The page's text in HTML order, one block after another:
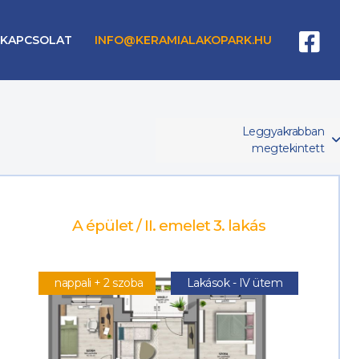
KAPCSOLAT INFO@KERAMIALAKOPARK.HU
Leggyakrabban
megtekintett
A épület / II. emelet 3. lakás
nappali + 2 szoba Lakások - IV ütem